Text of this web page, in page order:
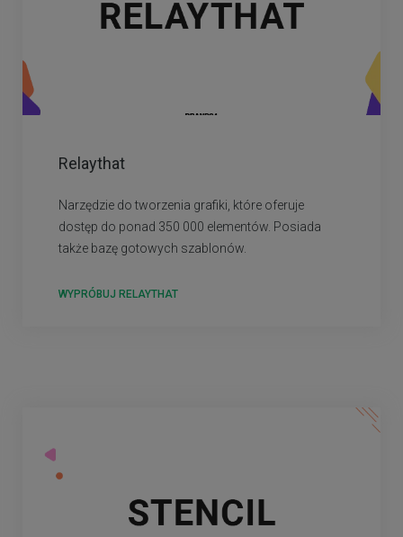
Relaythat
Narzędzie do tworzenia grafiki, które oferuje
dostęp do ponad 350 000 elementów. Posiada
także bazę gotowych szablonów.
WYPRÓBUJ RELAYTHAT